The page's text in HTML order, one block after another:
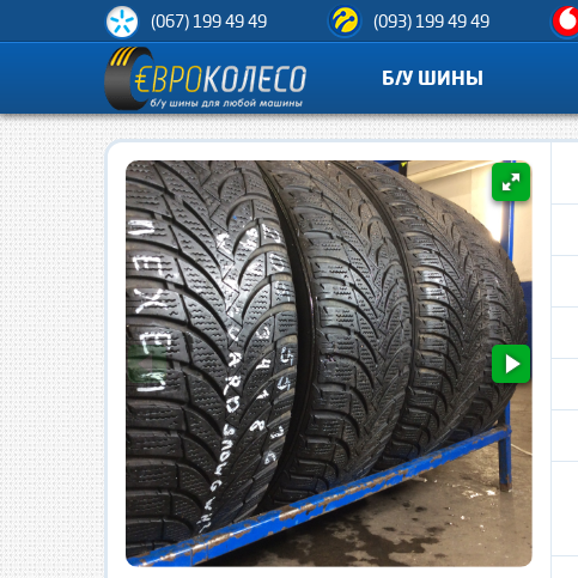
(067) 199 49 49 (093) 199 49 49
Б/У ШИНЫ